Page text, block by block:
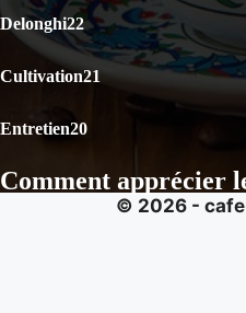
Comment apprécier
Delonghi22
Cultivation21
Entretien20
© 2026 -